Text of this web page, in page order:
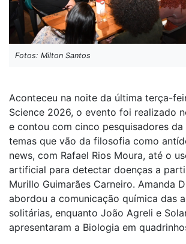
Fotos: Milton Santos
Aconteceu na noite da última terça-
Science 2026, o evento foi realizado
e contou com cinco pesquisadores da
temas que vão da filosofia como
news, com Rafael Rios Moura, até o
artificial para detectar doenças a
Murillo Guimarães Carneiro. Amanda
abordou a comunicação química das
solitárias, enquanto João Agreli e
apresentaram a Biologia em